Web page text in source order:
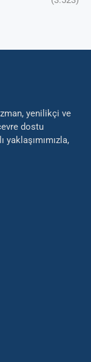
yenilikçi ve
dostu